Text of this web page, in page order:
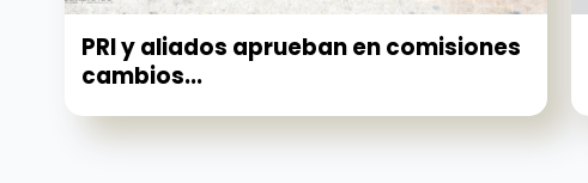
PRI y aliados aprueban en comisiones
cambios...